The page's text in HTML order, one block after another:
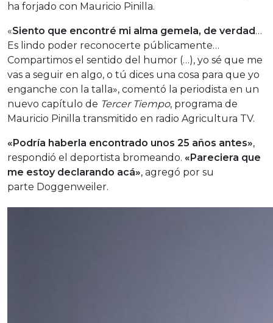
ha forjado con Mauricio Pinilla.
«Siento que encontré mi alma gemela, de verdad …
Es lindo poder reconocerte públicamente…
Compartimos el sentido del humor (…), yo sé que me
vas a seguir en algo, o tú dices una cosa para que yo
enganche con la talla», comentó la periodista en un
nuevo capítulo de Tercer Tiempo, programa de
Mauricio Pinilla transmitido en radio Agricultura TV.
«Podría haberla encontrado unos 25 años antes»,
respondió el deportista bromeando. «Pareciera que
me estoy declarando acá», agregó por su
parte Doggenweiler.